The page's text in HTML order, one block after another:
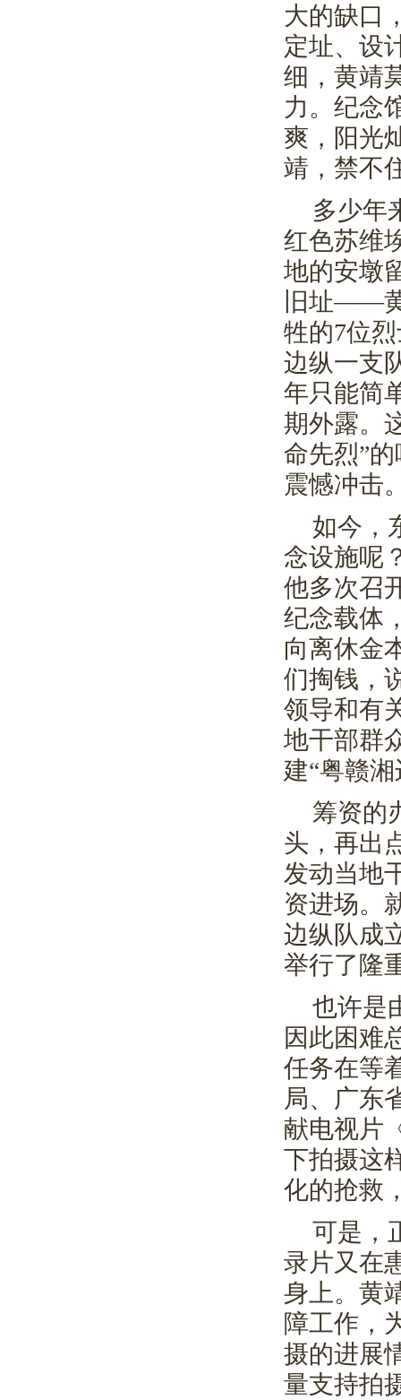
大的缺口
定址、设
细，黄靖
力。纪念
爽，阳光
靖，禁不
多少年
红色苏维
地的安墩
旧址——
牲的7位
边纵一支
年只能简
期外露。
命先烈”
震憾冲击
如今，
念设施呢
他多次召
纪念载体
向离休金
们掏钱，
领导和有
地干部群
建“粤赣
筹资的
头，再出
发动当地
资进场。
边纵队成
举行了隆
也许是
因此困难
任务在等
局、广东
献电视片
下拍摄这
化的抢救
可是，
录片又在
身上。黄
障工作，
摄的进展
量支持拍